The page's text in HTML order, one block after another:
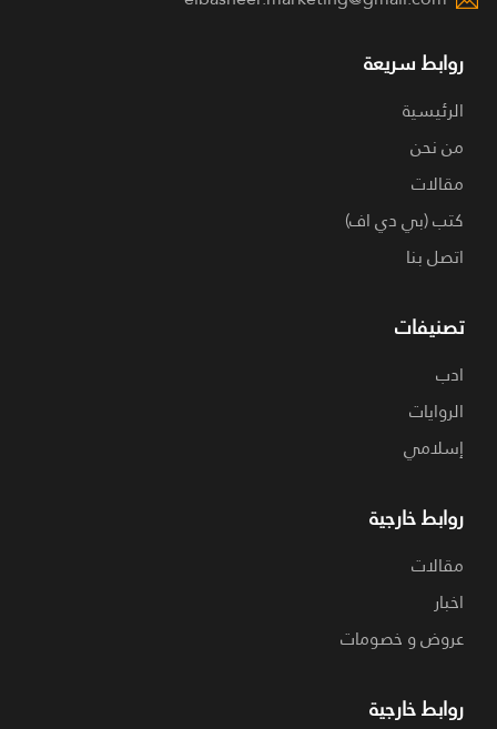
روابط سريعة
الرئيسية
من نحن
مقالات
كتب (بي دي اف)
اتصل بنا
تصنيفات
ادب
الروايات
إسلامي
روابط خارجية
مقالات
اخبار
عروض و خصومات
روابط خارجية